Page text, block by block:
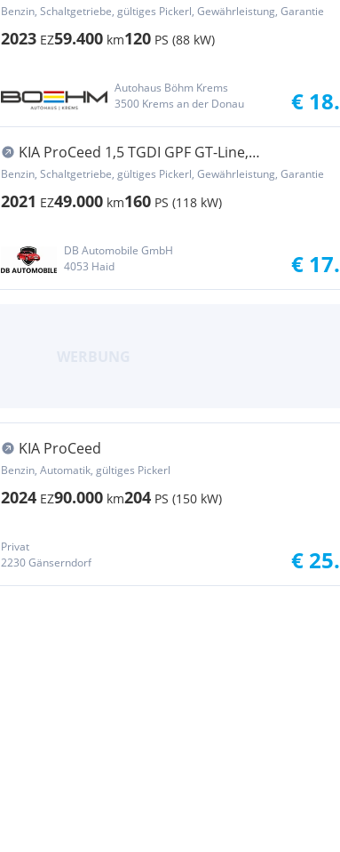
Benzin, Schaltgetriebe, gültiges Pickerl, Gewährleistung, Garantie
2023 EZ59.400 km120 PS (88 kW)
Autohaus Böhm Krems
3500 Krems an der Donau
€
KIA ProCeed 1,5 TGDI GPF GT-Line,
Rückfahrkamera
Benzin, Schaltgetriebe, gültiges Pickerl, Gewährleistung, Garantie
2021 EZ49.000 km160 PS (118 kW)
DB Automobile GmbH
4053 Haid
€
KIA ProCeed
Benzin, Automatik, gültiges Pickerl
2024 EZ90.000 km204 PS (150 kW)
Privat
2230 Gänserndorf
€